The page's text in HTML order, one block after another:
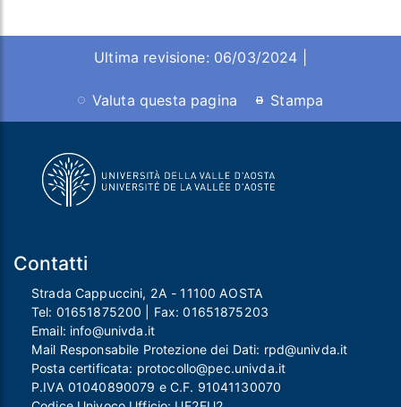
Ultima revisione: 06/03/2024 |
Valuta questa pagina Stampa
Contatti
Strada Cappuccini, 2A - 11100 AOSTA
Tel: 01651875200 | Fax:01651875203
Email: info@univda.it
Mail Responsabile Protezione dei Dati: rpd@univda.it
Posta certificata: protocollo@pec.univda.it
P.IVA 01040890079 e C.F. 91041130070